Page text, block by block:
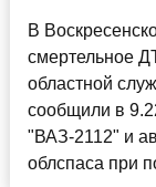
В
смертельное
областной
сообщили в
"ВАЗ-2112" и
облспаса при